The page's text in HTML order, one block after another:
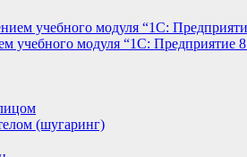
учебного модуля “1С:
учебного модуля “1С: Предприятие
(шугаринг)